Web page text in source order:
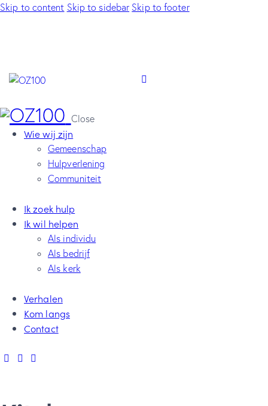
Skip to content Skip to sidebar Skip to footer
Close
Wie wij zijn
Gemeenschap
Hulpverlening
Communiteit
Ik zoek hulp
Ik wil helpen
Als individu
Als bedrijf
Als kerk
Verhalen
Kom langs
Contact